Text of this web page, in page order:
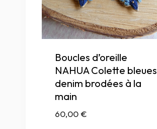
Boucles d’oreille
NAHUA Colette bleues
denim brodées à la
main
60,00€